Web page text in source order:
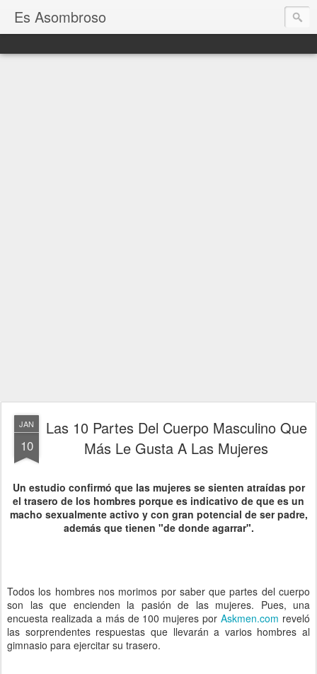
Es Asombroso
JAN
10
Las 10 Partes Del Cuerpo Masculino Que
Más Le Gusta A Las Mujeres
Un estudio confirmó que las mujeres se sienten atraídas por
el trasero de los hombres porque es indicativo de que es un
macho sexualmente activo y con gran potencial de ser padre,
además que tienen "de donde agarrar".
Todos los hombres nos morimos por saber que partes del cuerpo
son las que encienden la pasión de las mujeres. Pues, una
encuesta realizada a más de 100 mujeres porAskmen.com reveló
las sorprendentes respuestas que llevarán a varios hombres al
gimnasio para ejercitar su trasero.